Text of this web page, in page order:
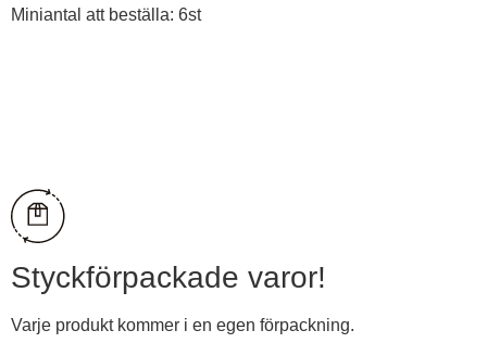
Miniantal att beställa: 6st
Styckförpackade varor!
Varje produkt kommer i en egen förpackning.